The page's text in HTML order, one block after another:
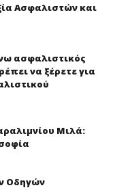
Ασφαλιστών και
ασφαλιστικός
να ξέρετε για
Μιλά:
Οδηγών